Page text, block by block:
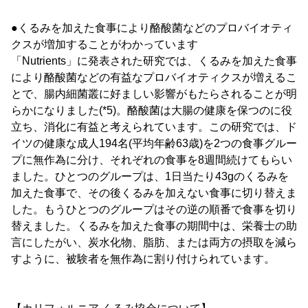
●くるみを加えた食事により酪酸菌などのプロバイオティ
クスが増加することがわかっています
「Nutrients」に発表された研究では、くるみを加えた食事
により酪酸菌などの有益なプロバイオティクスが増えるこ
とで、腸内細菌叢に好ましい影響がもたらされることが明
らかになりました(*5)。酪酸菌は大腸の健康を保つのに役
立ち、消化に有益と考えられています。この研究では、ド
イツの健康な成人194名(平均年齢63歳)を2つの食事グルー
プに無作為に分け、それぞれの食事を8週間続けてもらい
ました。ひとつのグループは、1日当たり43gのくるみを
加えた食事で、その後くるみを加えない食事に切り替えま
した。もうひとつのグループはその逆の順番で食事を切り
替えました。くるみを加えた食事の期間中は、栄養士の助
言にしたがい、炭水化物、脂肪、または両方の摂取を減ら
すように、被験者を無作為に割り付けられています。